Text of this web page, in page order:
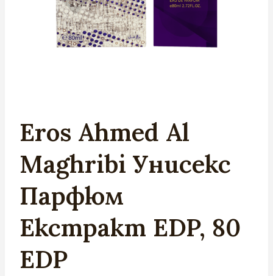
Eros Ahmed Al
Maghribi Унисекс
Парфюм
Екстракт EDP, 80
EDP